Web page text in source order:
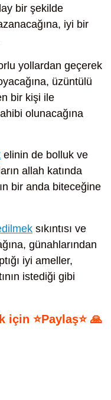
bir şekilde
iyi bir
yollardan geçerek
üzüntülü
bir kişi ile
olunacağına
elinin de bolluk ve
allah katında
bir anda biteceğine
sıkıntısı ve
günahlarından
iyi ameller,
istediği gibi
⭐Paylaş⭐ 🙏